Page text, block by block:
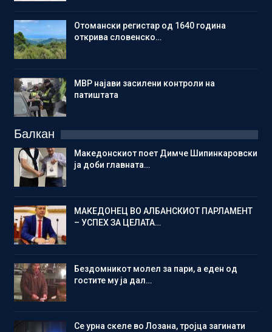
Отомански регистар од 1640 година
открива словенско…
МВР најави засилени контроли на
патиштата
Балкан
Македонскиот поет Димче Шипинкаровски
ја доби главната…
МАКЕДОНЕЦ ВО АЛБАНСКИОТ ПАРЛАМЕНТ
– УСПЕХ ЗА ЦЕЛАТА…
Бездомникот молел за пари, а еден од
гостите му ја дал…
Се урна скеле во Лозана, тројца загинати